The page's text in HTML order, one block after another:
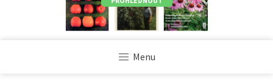
Menu